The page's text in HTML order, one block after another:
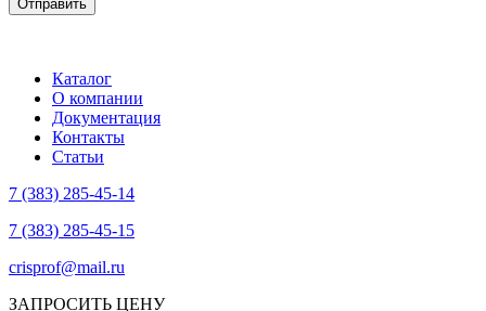
Каталог
О компании
Документация
Контакты
Статьи
7 (383) 285-45-14
7 (383) 285-45-15
crisprof@mail.ru
ЗАПРОСИТЬ ЦЕНУ